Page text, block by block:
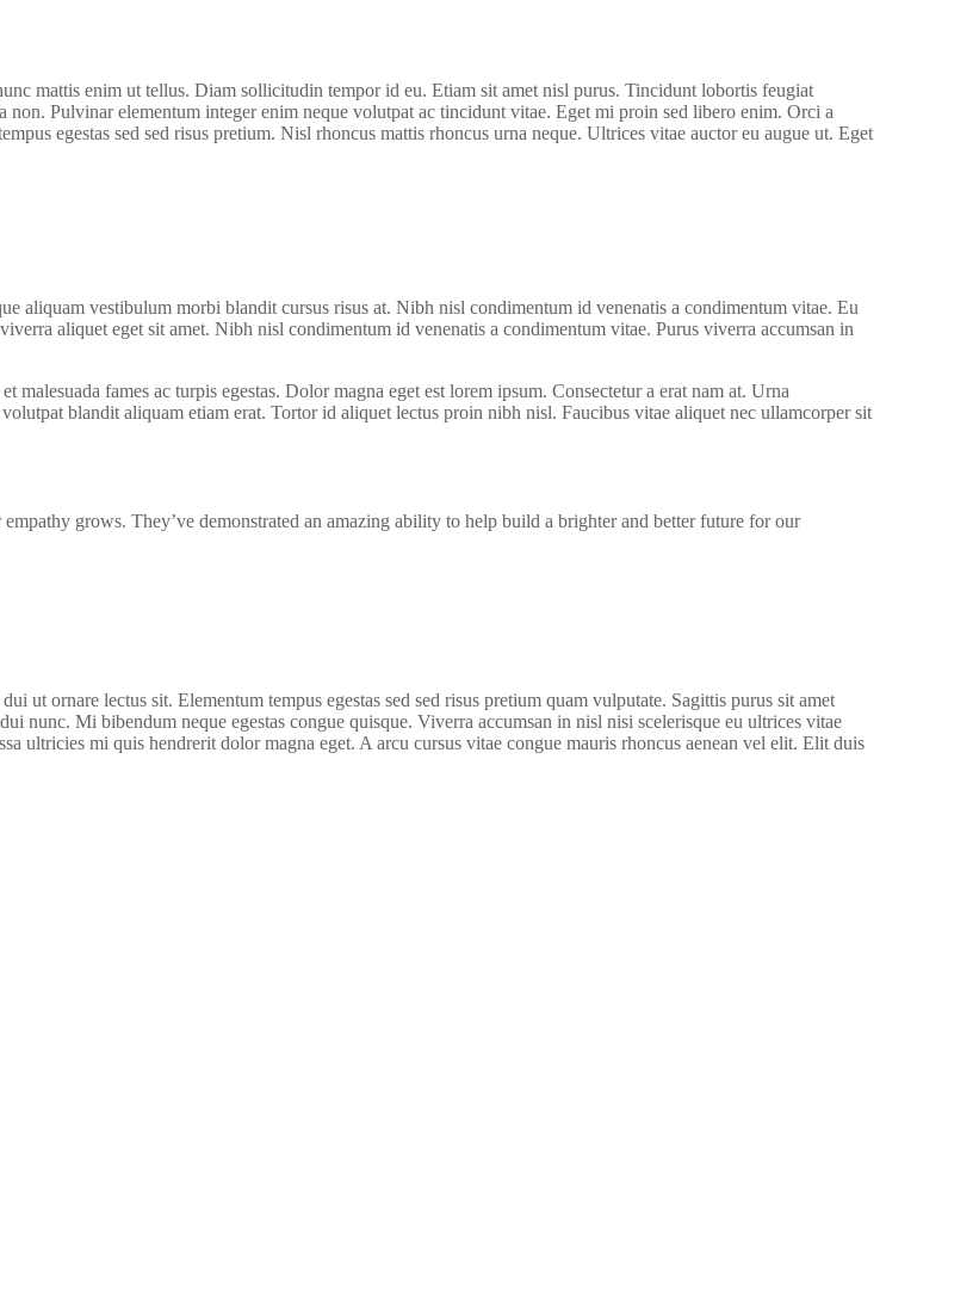
mattis enim ut tellus. Diam sollicitudin tempor id eu. Etiam sit amet nisl purus. Tincidunt lobortis feugiat
Pulvinar elementum integer enim neque volutpat ac tincidunt vitae. Eget mi proin sed libero enim. Orci a
egestas sed sed risus pretium. Nisl rhoncus mattis rhoncus urna neque. Ultrices vitae auctor eu augue ut. Eget
aliquam vestibulum morbi blandit cursus risus at. Nibh nisl condimentum id venenatis a condimentum vitae. Eu
aliquet eget sit amet. Nibh nisl condimentum id venenatis a condimentum vitae. Purus viverra accumsan in
malesuada fames ac turpis egestas. Dolor magna eget est lorem ipsum. Consectetur a erat nam at. Urna
blandit aliquam etiam erat. Tortor id aliquet lectus proin nibh nisl. Faucibus vitae aliquet nec ullamcorper sit
grows. They’ve demonstrated an amazing ability to help build a brighter and better future for our
ut ornare lectus sit. Elementum tempus egestas sed sed risus pretium quam vulputate. Sagittis purus sit amet
nunc. Mi bibendum neque egestas congue quisque. Viverra accumsan in nisl nisi scelerisque eu ultrices vitae
ultricies mi quis hendrerit dolor magna eget. A arcu cursus vitae congue mauris rhoncus aenean vel elit. Elit duis